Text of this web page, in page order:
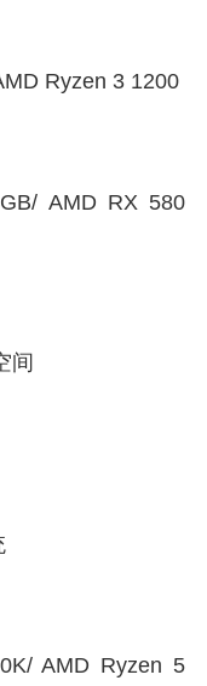
Ryzen 3 1200
AMD RX 580
间
AMD Ryzen 5